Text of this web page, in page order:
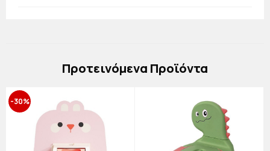
Πρoτεινόμενα Προϊόντα
-30%